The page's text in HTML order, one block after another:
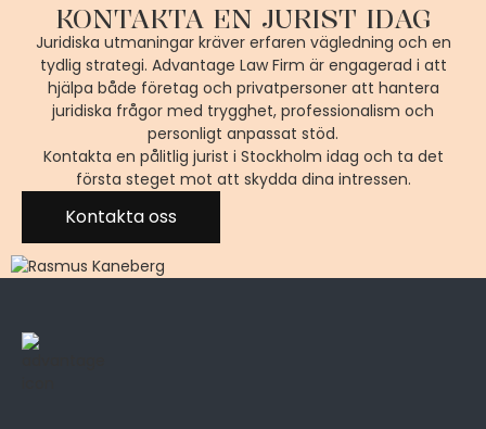
KONTAKTA EN JURIST IDAG
Juridiska utmaningar kräver erfaren vägledning och en
tydlig strategi. Advantage Law Firm är engagerad i att
hjälpa både företag och privatpersoner att hantera
juridiska frågor med trygghet, professionalism och
personligt anpassat stöd.
Kontakta en pålitlig jurist i Stockholm idag och ta det
första steget mot att skydda dina intressen.
Kontakta oss